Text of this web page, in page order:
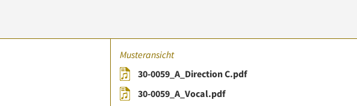
Musteransicht
30-0059_A_Direction C.pdf
30-0059_A_Vocal.pdf